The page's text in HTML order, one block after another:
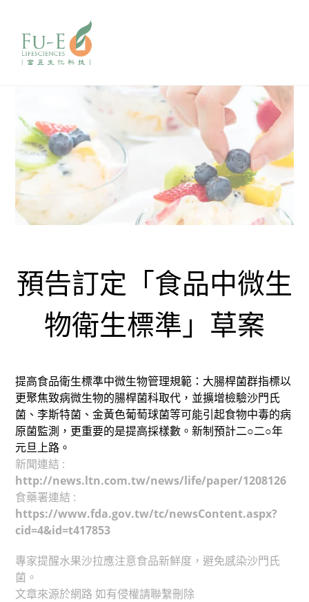
預告訂定「食品中微生
物衛生標準」草案
提高食品衛生標準中微生物管理規範：大腸桿菌群指標以
更聚焦致病微生物的腸桿菌科取代，並擴增檢驗沙門氏
菌、李斯特菌、金黃色葡萄球菌等可能引起食物中毒的病
原菌監測，更重要的是提高採樣數。新制預計二○二○年
元旦上路。
新聞連結 :
http://news.ltn.com.tw/news/life/paper/1208126
食藥署連結 :
https://www.fda.gov.tw/tc/newsContent.aspx?
cid=4&id=t417853
專家提醒水果沙拉應注意食品新鮮度，避免感染沙門氏
菌。
文章來源於網路 如有侵權請聯繫刪除